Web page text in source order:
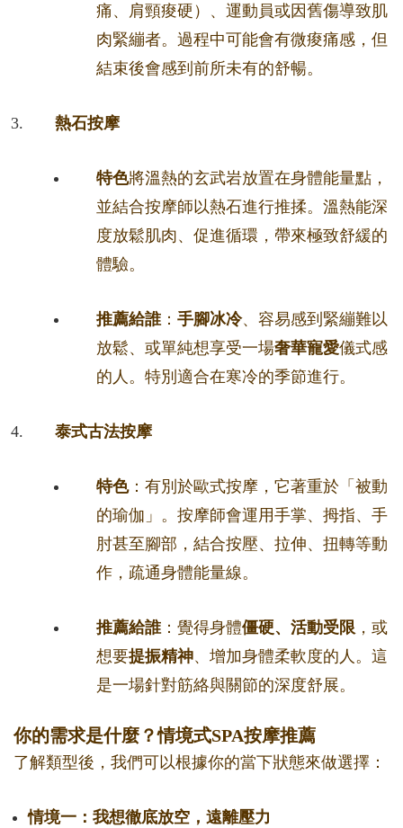
痛、肩頸痠硬）、運動員或因舊傷導致肌
肉緊繃者。過程中可能會有微痠痛感，但
結束後會感到前所未有的舒暢。
熱石按摩
特色將溫熱的玄武岩放置在身體能量點，
並結合按摩師以熱石進行推揉。溫熱能深
度放鬆肌肉、促進循環，帶來極致舒緩的
體驗。
推薦給誰： 手腳冰冷、容易感到緊繃難以
放鬆、或單純想享受一場奢華寵愛儀式感
的人。特別適合在寒冷的季節進行。
泰式古法按摩
特色：有別於歐式按摩，它著重於「被動
的瑜伽」。按摩師會運用手掌、拇指、手
肘甚至腳部，結合按壓、拉伸、扭轉等動
作，疏通身體能量線。
推薦給誰：覺得身體僵硬、活動受限 ，或
想要提振精神、增加身體柔軟度的人。這
是一場針對筋絡與關節的深度舒展。
你的需求是什麼？情境式SPA按摩推薦
了解類型後，我們可以根據你的當下狀態來做選擇：
情境一：我想徹底放空，遠離壓力